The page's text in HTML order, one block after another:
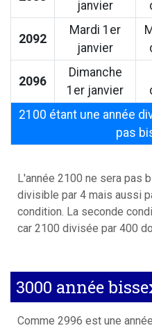
janvier
2092
Mardi 1er
janvier
2096
Dimanche
1er janvier
2100 étant une année
pas
L'année 2100 ne sera pas
divisible par 4 mais aussi
condition. La seconde
car 2100 divisée par 400
3000 année
Comme 2996 est une